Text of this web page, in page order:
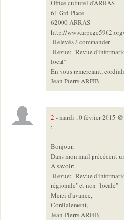
Office culturel d'ARRAS
61 Grd Place
62000 ARRAS
http://www.arpege5962.org/
-Relevés à commander
-Revue: "Revue
local"
En vous remerciant,
Jean-Pierre ARFIB
2 - mardi 10 février 2015
:
Bonjour,
Dans mon mail précédent
A savoir:
-Revue: "Revue
régionale" et non "locale"
Merci d'avance,
Cordialement,
Jean-Pierre ARFIB